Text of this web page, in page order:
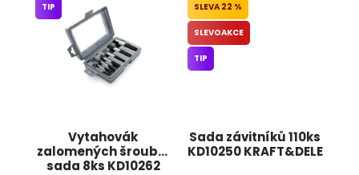
Vytahovák
zalomených šroubů,
sada 8ks KD10262
TIP
Sada závitníků 110ks
KD10250 KRAFT&DELE
22 %
SLEVOAKCE
TIP